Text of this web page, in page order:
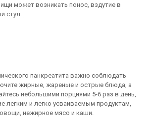
может возникать понос, вздутие в
стул.
панкреатита важно соблюдать
жирные, жареные и острые блюда, а
небольшими порциями 5-6 раз в день,
легким и легко усваиваемым продуктам,
нежирное мясо и каши.